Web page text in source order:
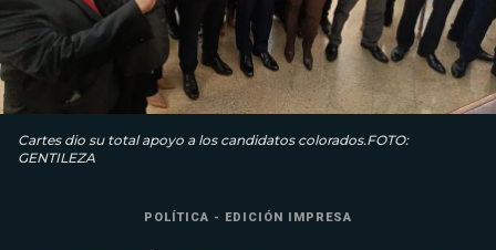
Cartes dio su total apoyo a los candidatos colorados.FOTO:
GENTILEZA
POLÍTICA - EDICIÓN IMPRESA